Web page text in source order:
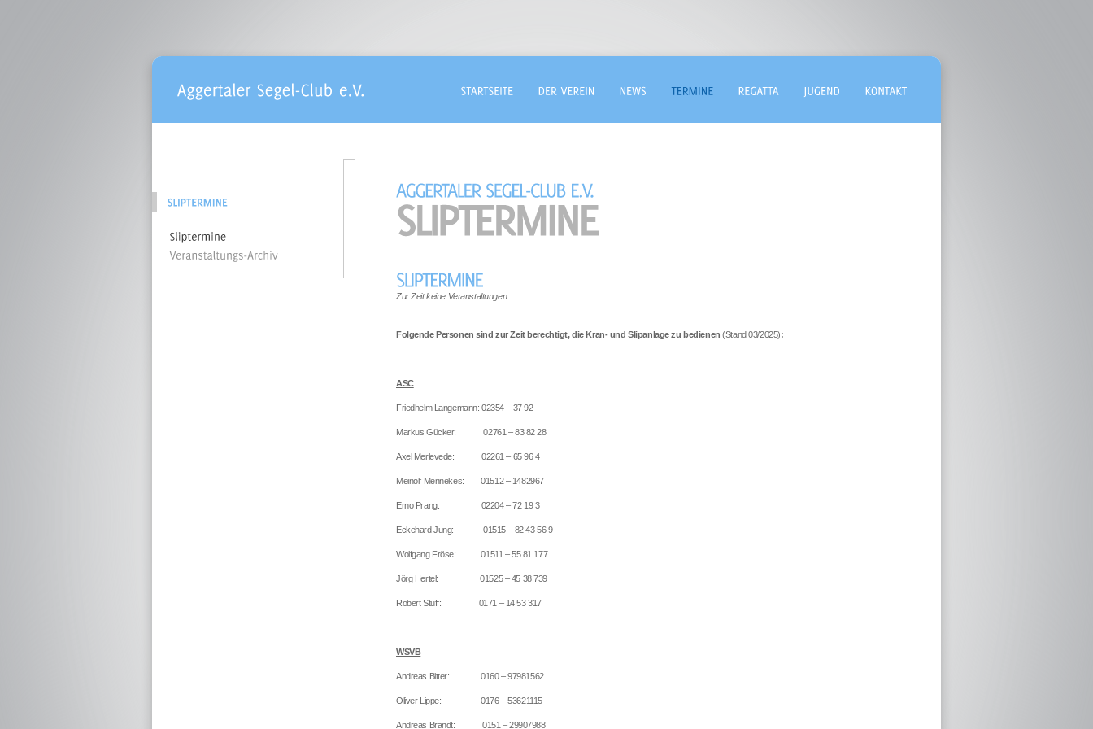
Zur Zeit keine Veranstaltungen
Folgende Personen sind zur Zeit berechtigt, die Kran- und Slipanlage zu bedienen(Stand 03/2025):
ASC
Friedhelm Langemann: 02354 – 37 92
Markus Gücker: 02761 – 83 82 28
Axel Merlevede: 02261 – 65 96 4
Meinolf Mennekes: 01512 – 1482967
Erno Prang: 02204 – 72 19 3
Eckehard Jung: 01515 – 82 43 56 9
Wolfgang Fröse: 01511 – 55 81 177
Jörg Hertel: 01525 – 45 38 739
Robert Stuff: 0171 – 14 53 317
WSVB
Andreas Bitter: 0160 – 97981562
Oliver Lippe: 0176 – 53621115
Andreas Brandt: 0151 – 29907988